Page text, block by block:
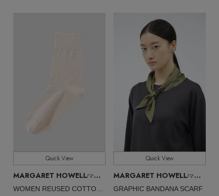
Quick View
MARGARET HOWELL/マーガレット・ハウエル
Quick View
MARGARET HOWELL/マーガレット・ハウエル
GRAPHIC BANDANA SCARF